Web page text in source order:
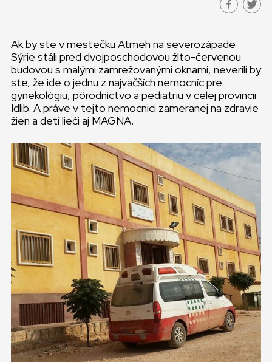
Ak by ste v mestečku Atmeh na severozápade
Sýrie stáli pred dvojposchodovou žlto-červenou
budovou s malými zamrežovanými oknami, neverili by
ste, že ide o jednu z najväčších nemocníc pre
gynekológiu, pôrodníctvo a pediatriu v celej provincii
Idlib. A práve v tejto nemocnici zameranej na zdravie
žien a detí lieči aj MAGNA.